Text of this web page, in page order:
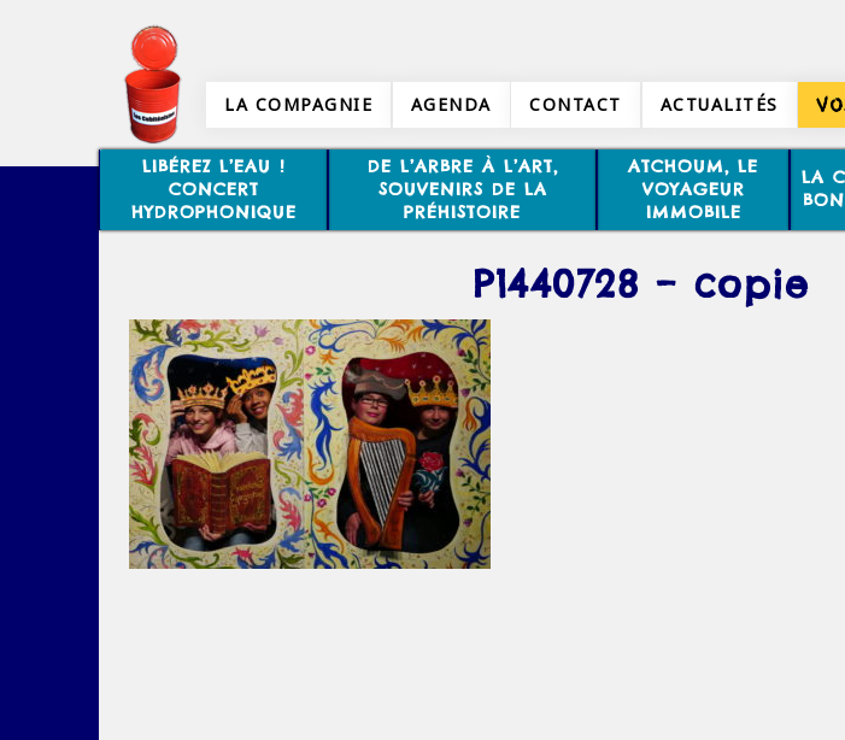
LA COMPAGNIE AGENDA CONTACT ACTUALITÉS
LIBÉREZ L’EAU !
CONCERT
HYDROPHONIQUE
DE L’ARBRE À L’ART,
SOUVENIRS DE LA
PRÉHISTOIRE
ATCHOUM, LE
VOYAGEUR
IMMOBILE
LA
P1440728 – copie